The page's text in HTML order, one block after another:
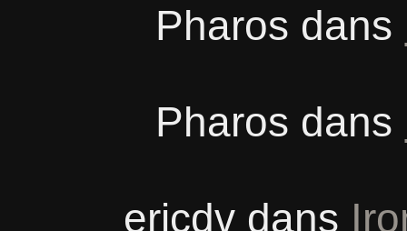
Pharos dans
Pharos dans
ericdvdans